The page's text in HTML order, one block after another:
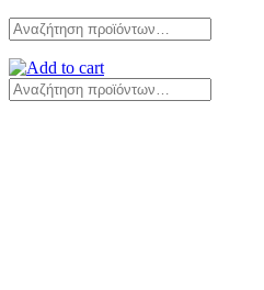
Αναζήτηση
για:
Αναζήτηση
για: